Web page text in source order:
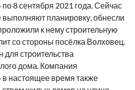
8 сентября 2021 года. Сейчас
выполняют планировку, обнесли
к нему строительную
со стороны посёлка Волховец.
для строительства
дома. Компания
в настоящее время также